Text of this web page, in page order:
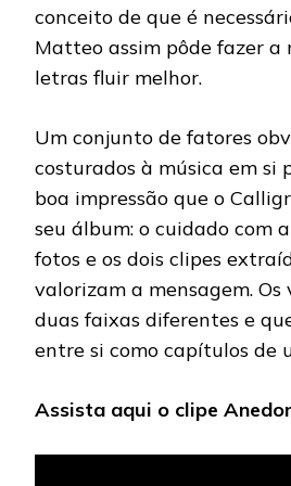
conceito de que é
Matteo assim pôde fazer a
letras fluir melhor.
Um conjunto de fatores
costurados à música em si
boa impressão que o
seu álbum: o cuidado com
fotos e os dois clipes
valorizam a mensagem. Os
duas faixas diferentes e
entre si como capítulos de
Assista aqui o clipe